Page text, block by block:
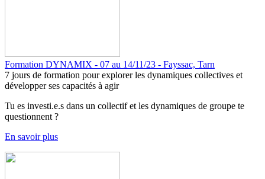
Formation DYNAMIX - 07 au 14/11/23 - Fayssac, Tarn
7 jours de formation pour explorer les dynamiques collectives et
développer ses capacités à agir
Tu es investi.e.s dans un collectif et les dynamiques de groupe te
questionnent ?
En savoir plus